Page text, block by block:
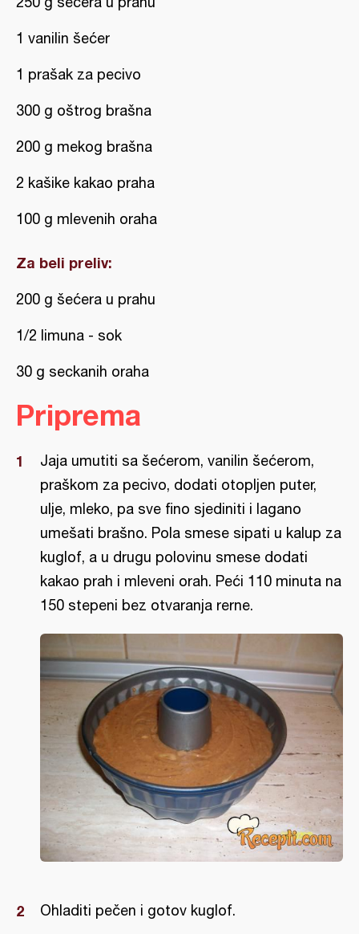
1 vanilin šećer
1 prašak za pecivo
300 g oštrog brašna
200 g mekog brašna
2 kašike kakao praha
100 g mlevenih oraha
Za beli preliv:
200 g šećera u prahu
1/2 limuna - sok
30 g seckanih oraha
Priprema
Jaja umutiti sa šećerom, vanilin šećerom,
praškom za pecivo, dodati otopljen puter,
ulje, mleko, pa sve fino sjediniti i lagano
umešati brašno. Pola smese sipati u kalup za
kuglof, a u drugu polovinu smese dodati
kakao prah i mleveni orah. Peći 110 minuta na
150 stepeni bez otvaranja rerne.
Ohladiti pečen i gotov kuglof.